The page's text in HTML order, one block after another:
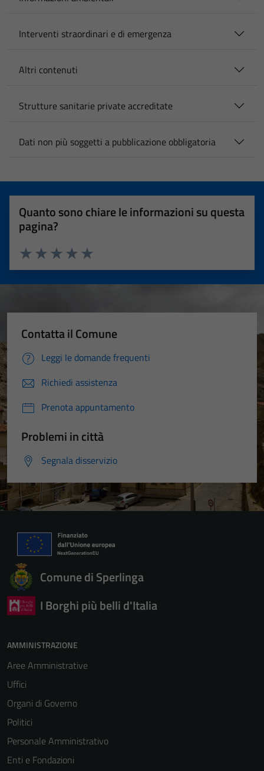
Interventi straordinari e di emergenza
Altri contenuti
Strutture sanitarie private accreditate
Dati non più soggetti a pubblicazione obbligatoria
Quanto sono chiare le informazioni su questa
pagina?
Valuta 5 stelle su 5
Valuta 4 stelle su 5
Valuta 3 stelle su 5
Valuta 2 stelle su 5
Valuta 1 stelle su 5
Contatta il Comune
Leggi le domande frequenti
Richiedi assistenza
Prenota appuntamento
Problemi in città
Segnala disservizio
Comune di Sperlinga
I Borghi più belli d'Italia
AMMINISTRAZIONE
Aree Amministrative
Uffici
Organi di Governo
Politici
Personale Amministrativo
Enti e Fondazioni